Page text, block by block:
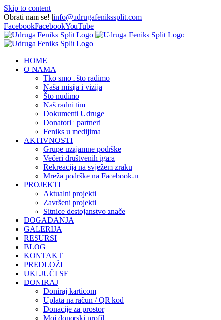
Skip to content
Obrati nam se! |info@udrugafenikssplit.com
FacebookFacebookYouTube
HOME
O NAMA
Tko smo i što radimo
Naša misija i vizija
Što nudimo
Naš radni tim
Dokumenti Udruge
Donatori i partneri
Feniks u medijima
AKTIVNOSTI
Grupe uzajamne podrške
Večeri društvenih igara
Rekreacija na svježem zraku
Mreža podrške na Facebook-u
PROJEKTI
Aktualni projekti
Završeni projekti
Sitnice dostojanstvo znače
DOGAĐANJA
GALERIJA
RESURSI
BLOG
KONTAKT
PREDLOŽI
UKLJUČI SE
DONIRAJ
Doniraj karticom
Uplata na račun / QR kod
Donacije za prostor
Moj donorski profil